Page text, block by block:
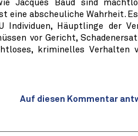
Jacques Baud sind
eine abscheuliche Wahrheit.
Individuen, Häuptlinge der
vor Gericht,
kriminelles Verhalten
Auf diesen Kommentar